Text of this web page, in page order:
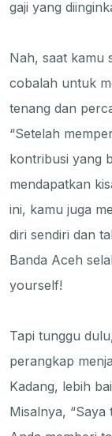
gaji yang
Nah, saat kamu
cobalah untuk
tenang dan
“Setelah
kontribusi yang
mendapatkan
ini, kamu juga
diri sendiri dan
Banda Aceh
yourself!
Tapi tunggu
perangkap
Kadang, lebih
Misalnya,